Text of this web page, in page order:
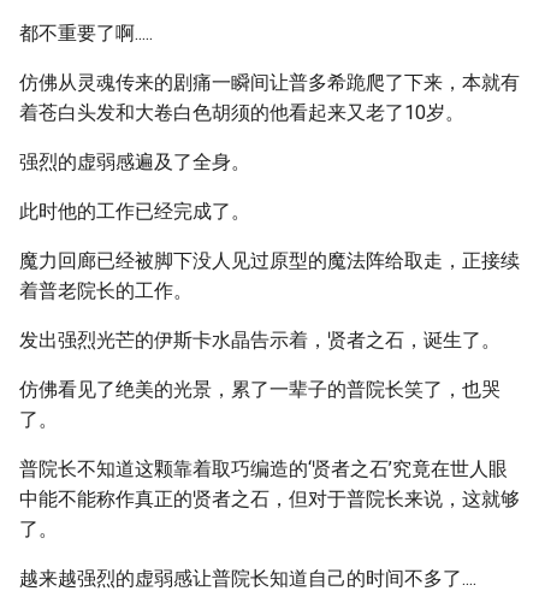
都不重要了啊.....
仿佛从灵魂传来的剧痛一瞬间让普多希跪爬了下来，本就有
着苍白头发和大卷白色胡须的他看起来又老了10岁。
强烈的虚弱感遍及了全身。
此时他的工作已经完成了。
魔力回廊已经被脚下没人见过原型的魔法阵给取走，正接续
着普老院长的工作。
发出强烈光芒的伊斯卡水晶告示着，贤者之石，诞生了。
仿佛看见了绝美的光景，累了一辈子的普院长笑了，也哭
了。
普院长不知道这颗靠着取巧编造的‘贤者之石’究竟在世人眼
中能不能称作真正的贤者之石，但对于普院长来说，这就够
了。
越来越强烈的虚弱感让普院长知道自己的时间不多了....